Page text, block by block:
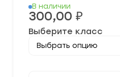
В наличии
300,00 ₽
Выберите класс